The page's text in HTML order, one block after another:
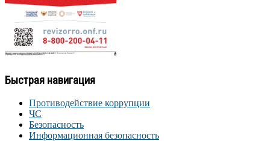
Быстрая навигация
Противодействие коррупции
ЧС
Безопасность
Информационная безопасность